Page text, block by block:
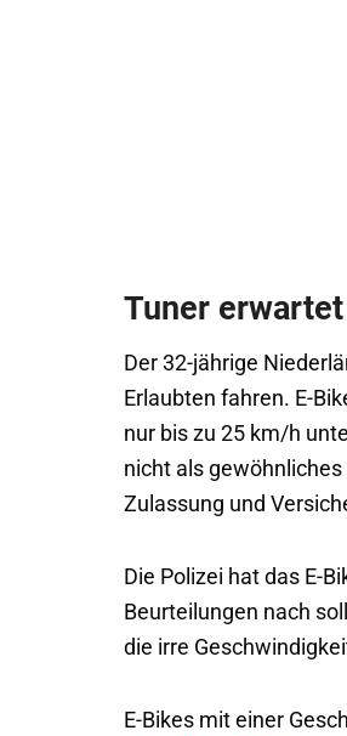
Tuner
Der 32-jährige
Erlaubten fahren. E-
nur bis zu 25 km/h
nicht als
Zulassung und
Die Polizei hat das E-
Beurteilungen nach
die irre
E-Bikes mit einer